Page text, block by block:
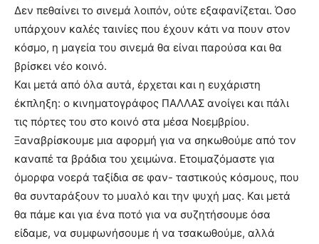
Δεν πεθαίνει το σινεμά λοιπόν, ούτε εξαφανίζεται. Όσο
υπάρχουν καλές ταινίες που έχουν κάτι να πουν στον
κόσμο, η μαγεία του σινεμά θα είναι παρούσα και θα
βρίσκει νέο κοινό.
Και μετά από όλα αυτά, έρχεται και η ευχάριστη
έκπληξη: ο κινηματογράφος ΠΑΛΛΑΣ ανοίγει και πάλι
τις πόρτες του στο κοινό στα μέσα Νοεμβρίου.
Ξαναβρίσκουμε μια αφορμή για να σηκωθούμε από τον
καναπέ τα βράδια του χειμώνα. Ετοιμαζόμαστε για
όμορφα νοερά ταξίδια σε φαν- ταστικούς κόσμους, που
θα συνταράξουν το μυαλό και την ψυχή μας. Και μετά
θα πάμε και για ένα ποτό για να συζητήσουμε όσα
είδαμε, να συμφωνήσουμε ή να τσακωθούμε, αλλά